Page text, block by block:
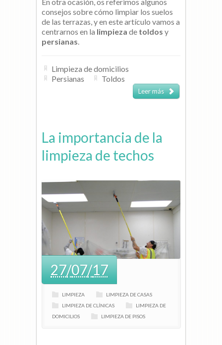
consejos sobre cómo limpiar los suelos
de las terrazas, y en este artículo vamos a
centrarnos en la limpieza de toldos y
persianas.
Limpieza de domicilios
Persianas
Toldos
Leer más
La importancia de la
limpieza de techos
27/07/17
LIMPIEZA
LIMPIEZA DE CASAS
LIMPIEZA DE CLÍNICAS
LIMPIEZA DE
DOMICILIOS
LIMPIEZA DE PISOS